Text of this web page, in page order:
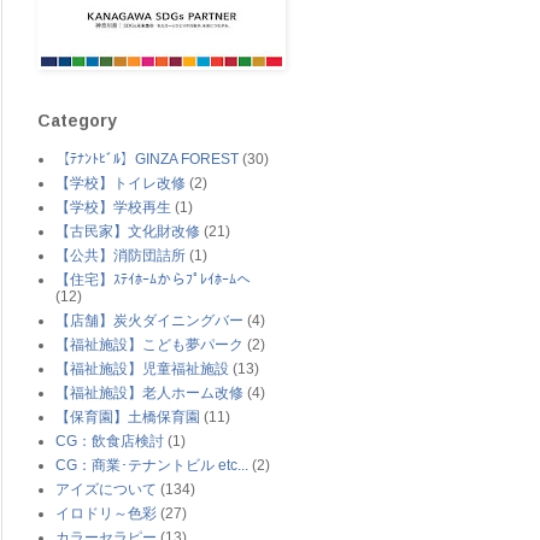
Category
【ﾃﾅﾝﾄﾋﾞﾙ】GINZA FOREST (30)
【学校】トイレ改修 (2)
【学校】学校再生 (1)
【古民家】文化財改修 (21)
【公共】消防団詰所 (1)
【住宅】ｽﾃｲﾎｰﾑからﾌﾟﾚｲﾎｰﾑへ
(12)
【店舗】炭火ダイニングバー (4)
【福祉施設】こども夢パーク (2)
【福祉施設】児童福祉施設 (13)
【福祉施設】老人ホーム改修 (4)
【保育園】土橋保育園 (11)
CG：飲食店検討 (1)
CG：商業･テナントビル etc... (2)
アイズについて (134)
イロドリ～色彩 (27)